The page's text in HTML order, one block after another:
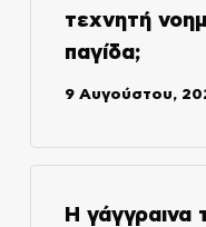
τεχνητή
παγίδα;
9 Αυγούστου,
Η γάγγραινα